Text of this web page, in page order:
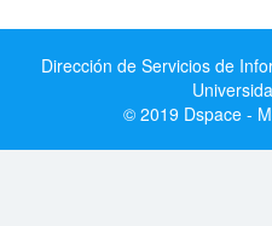
Dirección de Servicios de
© 2019 Dspace -